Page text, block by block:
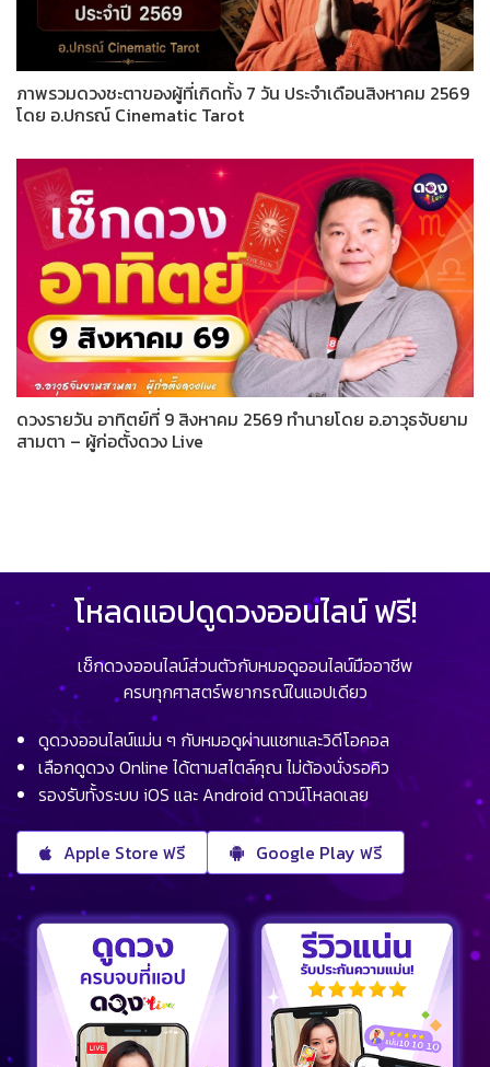
ภาพรวมดวงชะตาของผู้ที่เกิดทั้ง 7 วัน ประจำเดือนสิงหาคม 2569
โดย อ.ปกรณ์ Cinematic Tarot
ดวงรายวัน อาทิตย์ที่ 9 สิงหาคม 2569 ทำนายโดย อ.อาวุธจับยาม
สามตา – ผู้ก่อตั้งดวง Live
โหลดแอปดูดวงออนไลน์ ฟรี!
เช็กดวงออนไลน์ส่วนตัวกับหมอดูออนไลน์มืออาชีพ
ครบทุกศาสตร์พยากรณ์ในแอปเดียว
ดูดวงออนไลน์แม่น ๆ กับหมอดูผ่านแชทและวิดีโอคอล
เลือกดูดวง Online ได้ตามสไตล์คุณ ไม่ต้องนั่งรอคิว
รองรับทั้งระบบ iOS และ Android ดาวน์โหลดเลย
Apple Store ฟรี Google Play ฟรี